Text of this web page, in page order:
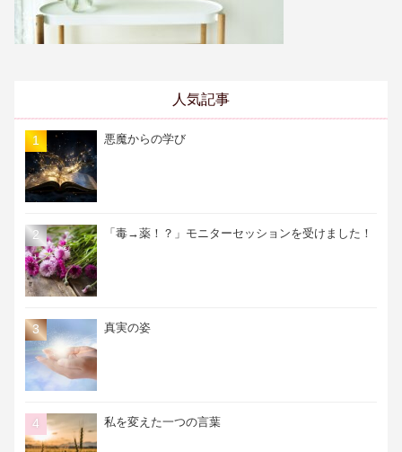
人気記事
悪魔からの学び
「毒→薬！？」モニターセッションを受けました！
真実の姿
私を変えた一つの言葉